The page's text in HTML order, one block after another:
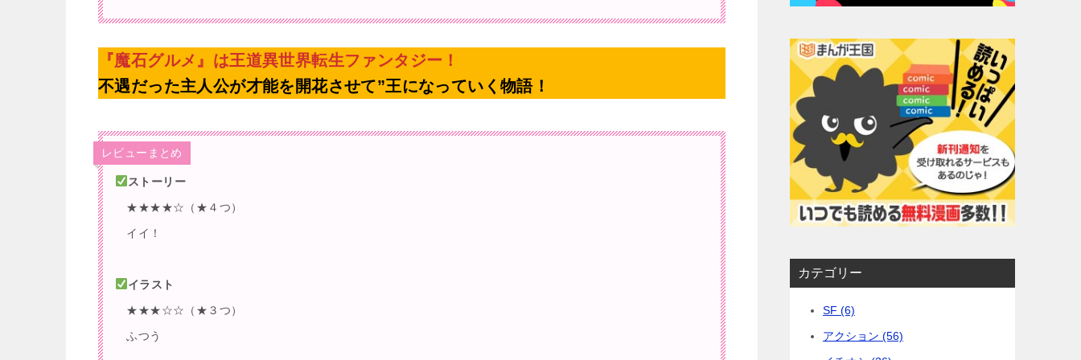
『魔石グルメ』は王道異世界転生ファンタジー！
不遇だった主人公が才能を開花させて”王になっていく物語！
レビューまとめ
ストーリー
★★★★☆（★４つ）
イイ！
イラスト
★★★☆☆（★３つ）
ふつう
カテゴリー
SF (6)
アクション (56)